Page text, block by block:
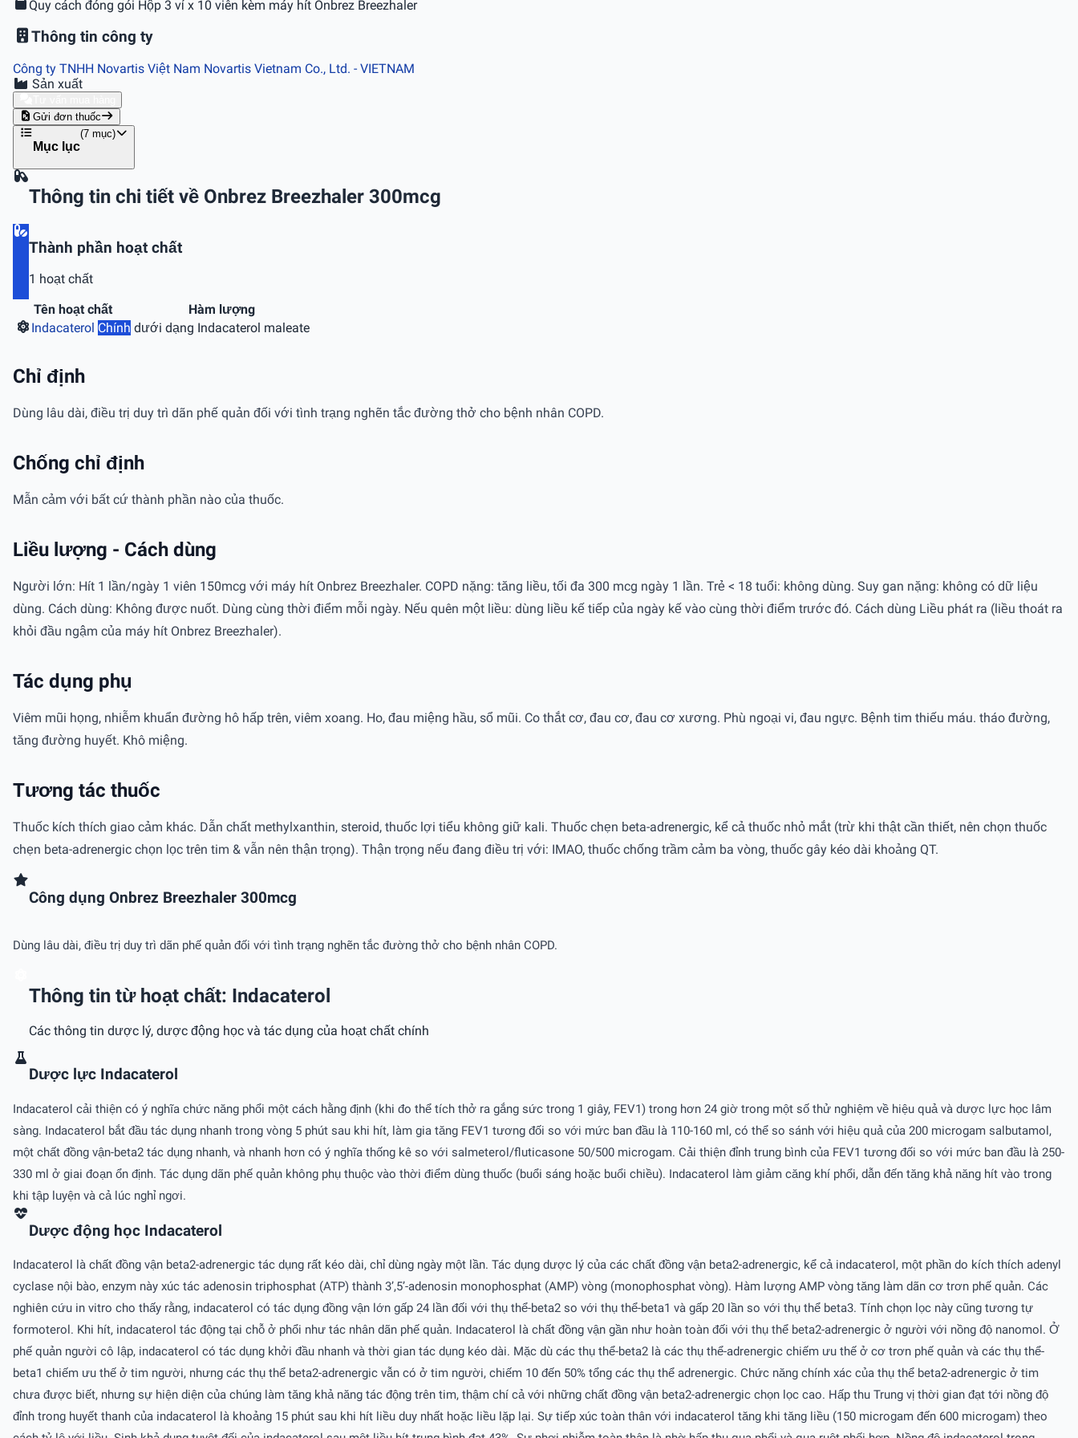
Quy cách đóng gói Hộp 3 vỉ x 10 viên kèm máy hít Onbrez Breezhaler
Thông tin công ty
Công ty TNHH Novartis Việt Nam Novartis Vietnam Co., Ltd. - VIETNAM
Sản xuất
Gửi đơn thuốc
Mục lục
(7 mục)
Thông tin chi tiết về Onbrez Breezhaler 300mcg
Thành phần hoạt chất
1 hoạt chất
Tên hoạt chất
Hàm lượng
Indacaterol Chính dưới dạng Indacaterol maleate
Chỉ định
Dùng lâu dài, điều trị duy trì dãn phế quản đối với tình trạng nghẽn tắc đường thở cho bệnh nhân COPD.
Chống chỉ định
Mẫn cảm với bất cứ thành phần nào của thuốc.
Liều lượng - Cách dùng
Người lớn: Hít 1 lần/ngày 1 viên 150mcg với máy hít Onbrez Breezhaler. COPD nặng: tăng liều, tối đa 300 mcg ngày 1 lần. Trẻ < 18 tuổi: không dùng. Suy gan nặng: không có dữ liệu
dùng. Cách dùng: Không được nuốt. Dùng cùng thời điểm mỗi ngày. Nếu quên một liều: dùng liều kế tiếp của ngày kế vào cùng thời điểm trước đó. Cách dùng Liều phát ra (liều thoát ra
khỏi đầu ngậm của máy hít Onbrez Breezhaler).
Tác dụng phụ
Viêm mũi họng, nhiễm khuẩn đường hô hấp trên, viêm xoang. Ho, đau miệng hầu, sổ mũi. Co thắt cơ, đau cơ, đau cơ xương. Phù ngoại vi, đau ngực. Bệnh tim thiếu máu. tháo đường,
tăng đường huyết. Khô miệng.
Tương tác thuốc
Thuốc kích thích giao cảm khác. Dẫn chất methylxanthin, steroid, thuốc lợi tiểu không giữ kali. Thuốc chẹn beta-adrenergic, kể cả thuốc nhỏ mắt (trừ khi thật cần thiết, nên chọn thuốc
chẹn beta-adrenergic chọn lọc trên tim & vẫn nên thận trọng). Thận trọng nếu đang điều trị với: IMAO, thuốc chống trầm cảm ba vòng, thuốc gây kéo dài khoảng QT.
Công dụng Onbrez Breezhaler 300mcg
Dùng lâu dài, điều trị duy trì dãn phế quản đối với tình trạng nghẽn tắc đường thở cho bệnh nhân COPD.
Thông tin từ hoạt chất: Indacaterol
Các thông tin dược lý, dược động học và tác dụng của hoạt chất chính
Dược lực Indacaterol
Indacaterol cải thiện có ý nghĩa chức năng phổi một cách hằng định (khi đo thể tích thở ra gắng sức trong 1 giây, FEV1) trong hơn 24 giờ trong một số thử nghiệm về hiệu quả và dược lực học lâm
sàng. Indacaterol bắt đầu tác dụng nhanh trong vòng 5 phút sau khi hít, làm gia tăng FEV1 tương đối so với mức ban đầu là 110-160 ml, có thể so sánh với hiệu quả của 200 microgam salbutamol,
một chất đồng vận-beta2 tác dụng nhanh, và nhanh hơn có ý nghĩa thống kê so với salmeterol/fluticasone 50/500 microgam. Cải thiện đỉnh trung bình của FEV1 tương đối so với mức ban đầu là 250-
330 ml ở giai đoạn ổn định. Tác dụng dãn phế quản không phụ thuộc vào thời điểm dùng thuốc (buổi sáng hoặc buổi chiều). Indacaterol làm giảm căng khí phổi, dẫn đến tăng khả năng hít vào trong
khi tập luyện và cả lúc nghỉ ngơi.
Dược động học Indacaterol
Indacaterol là chất đồng vận beta2-adrenergic tác dụng rất kéo dài, chỉ dùng ngày một lần. Tác dụng dược lý của các chất đồng vận beta2-adrenergic, kể cả indacaterol, một phần do kích thích adenyl
cyclase nội bào, enzym này xúc tác adenosin triphosphat (ATP) thành 3’,5’-adenosin monophosphat (AMP) vòng (monophosphat vòng). Hàm lượng AMP vòng tăng làm dãn cơ trơn phế quản. Các
nghiên cứu in vitro cho thấy rằng, indacaterol có tác dụng đồng vận lớn gấp 24 lần đối với thụ thể-beta2 so với thụ thể-beta1 và gấp 20 lần so với thụ thể beta3. Tính chọn lọc này cũng tương tự
formoterol. Khi hít, indacaterol tác động tại chỗ ở phổi như tác nhân dãn phế quản. Indacaterol là chất đồng vận gần như hoàn toàn đối với thụ thể beta2-adrenergic ở người với nồng độ nanomol. Ở
phế quản người cô lập, indacaterol có tác dụng khởi đầu nhanh và thời gian tác dụng kéo dài. Mặc dù các thụ thể-beta2 là các thụ thể-adrenergic chiếm ưu thế ở cơ trơn phế quản và các thụ thể-
beta1 chiếm ưu thế ở tim người, nhưng các thụ thể beta2-adrenergic vẫn có ở tim người, chiếm 10 đến 50% tổng các thụ thể adrenergic. Chức năng chính xác của thụ thể beta2-adrenergic ở tim
chưa được biết, nhưng sự hiện diện của chúng làm tăng khả năng tác động trên tim, thậm chí cả với những chất đồng vận beta2-adrenergic chọn lọc cao. Hấp thu Trung vị thời gian đạt tới nồng độ
đỉnh trong huyết thanh của indacaterol là khoảng 15 phút sau khi hít liều duy nhất hoặc liều lặp lại. Sự tiếp xúc toàn thân với indacaterol tăng khi tăng liều (150 microgam đến 600 microgam) theo